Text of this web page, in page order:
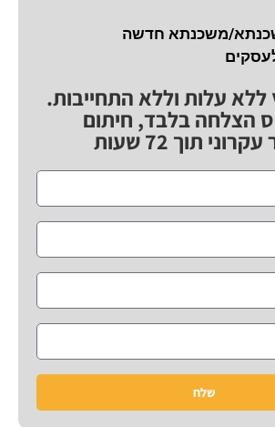
משכנתא חדשה
ללא עלות וללא התחייבות.
הצלחה בלבד, חיתום
תוך 72 שעות
שלח